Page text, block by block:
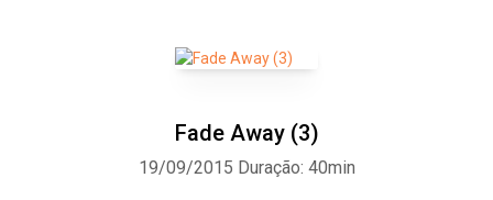
Fade Away (3)
19/09/2015 Duração: 40min